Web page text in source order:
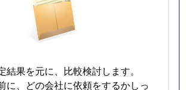
結果を元に、比較検討します。
に、どの会社に依頼をするかしっ